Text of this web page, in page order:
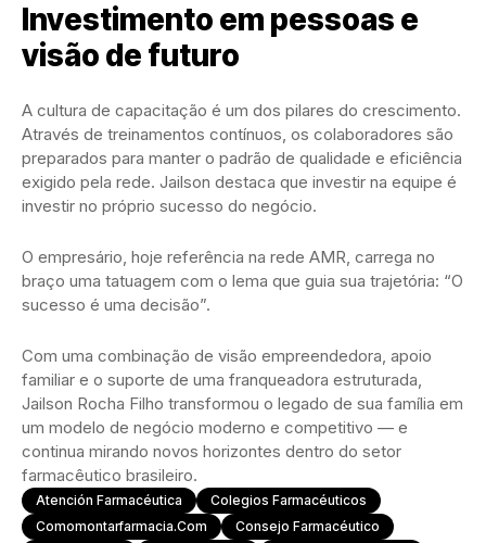
Investimento em pessoas e
visão de futuro
A cultura de capacitação é um dos pilares do crescimento.
Através de treinamentos contínuos, os colaboradores são
preparados para manter o padrão de qualidade e eficiência
exigido pela rede. Jailson destaca que investir na equipe é
investir no próprio sucesso do negócio.
O empresário, hoje referência na rede AMR, carrega no
braço uma tatuagem com o lema que guia sua trajetória: “O
sucesso é uma decisão”.
Com uma combinação de visão empreendedora, apoio
familiar e o suporte de uma franqueadora estruturada,
Jailson Rocha Filho transformou o legado de sua família em
um modelo de negócio moderno e competitivo — e
continua mirando novos horizontes dentro do setor
farmacêutico brasileiro.
Atención Farmacéutica
Colegios Farmacéuticos
Comomontarfarmacia.com
Consejo Farmacéutico